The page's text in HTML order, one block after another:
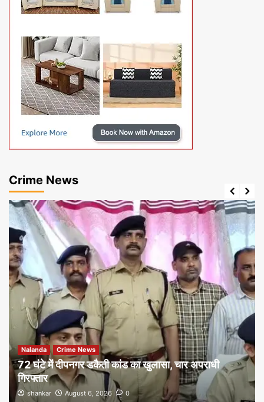
Crime News
Nalanda Crime News
72 घंटे में दीपनगर डकैती कांड का खुलासा, चार अपराधी
गिरफ्तार
shankar August 6, 2026 0